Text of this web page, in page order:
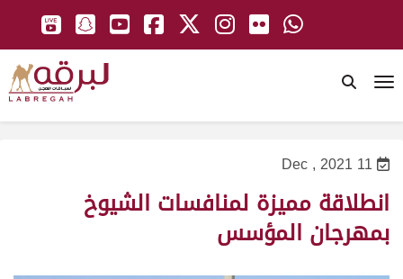
11 Dec , 2021
انطلاقة مميزة لمنافسات الشيوخ
بمهرجان المؤسس